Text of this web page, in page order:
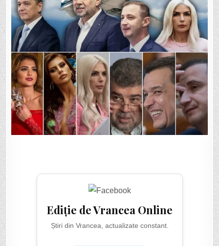
Ediție de Vrancea Online
Știri din Vrancea, actualizate constant.